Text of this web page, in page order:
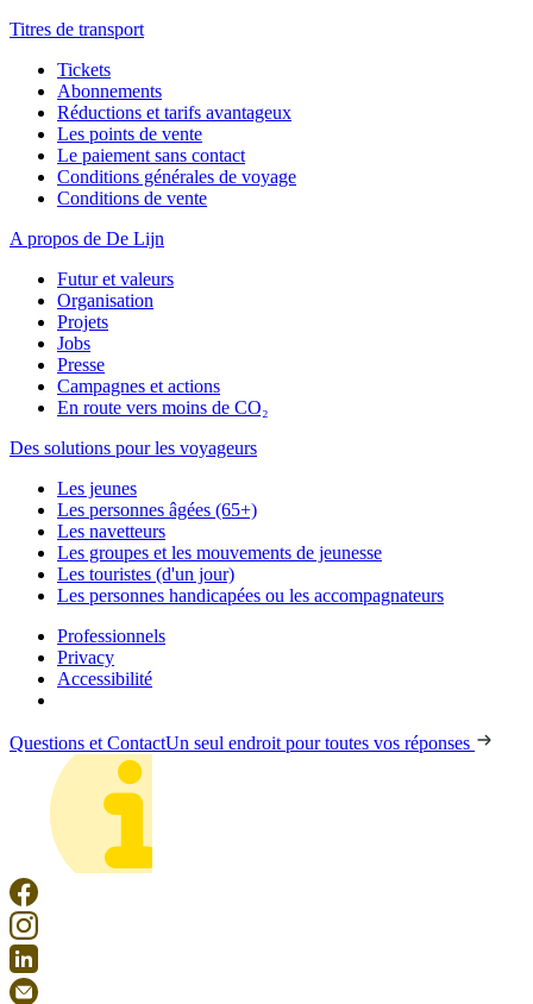
Titres de transport
Tickets
Abonnements
Réductions et tarifs avantageux
Les points de vente
Le paiement sans contact
Conditions générales de voyage
Conditions de vente
A propos de De Lijn
Futur et valeurs
Organisation
Projets
Jobs
Presse
Campagnes et actions
En route vers moins de CO₂
Des solutions pour les voyageurs
Les jeunes
Les personnes âgées (65+)
Les navetteurs
Les groupes et les mouvements de jeunesse
Les touristes (d'un jour)
Les personnes handicapées ou les accompagnateurs
Professionnels
Privacy
Accessibilité
Questions et ContactUn seul endroit pour toutes vos réponses